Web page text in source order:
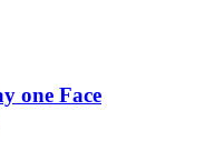
one Face